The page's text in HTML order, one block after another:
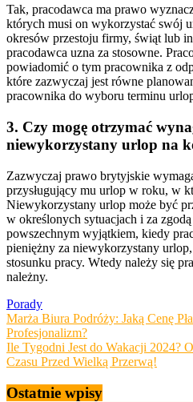
Tak, pracodawca ma prawo
których musi on wykorzystać swój
okresów przestoju firmy, świąt lub
pracodawca uzna za stosowne.
powiadomić o tym pracownika z
które zazwyczaj jest równe
pracownika do wyboru terminu
3. Czy mogę otrzymać
niewykorzystany urlop na
Zazwyczaj prawo brytyjskie
przysługujący mu urlop w roku, w
Niewykorzystany urlop może być
w określonych sytuacjach i za
powszechnym wyjątkiem, kiedy
pieniężny za niewykorzystany
stosunku pracy. Wtedy należy się
należny.
Porady
Nawigacja
wpisu
Marża Biura Podróży: Jaką Cenę
Profesjonalizm?
Ile Tygodni Jest do Wakacji 2024?
Czasu Przed Wielką Przerwą!
Ostatnie wpisy